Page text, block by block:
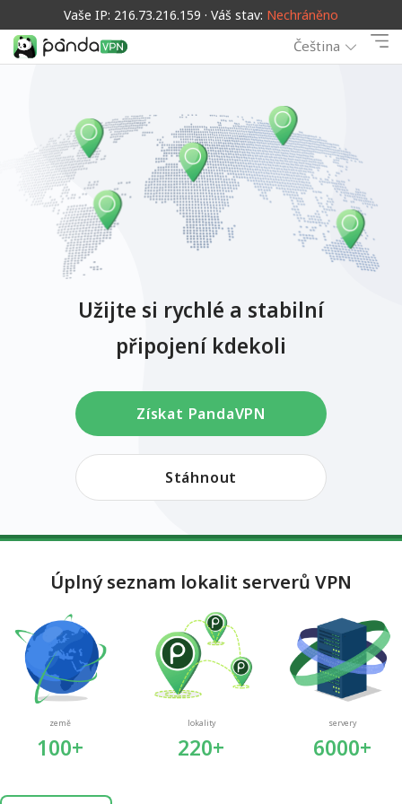
Vaše IP: 216.73.216.159 · Váš stav: Nechráněno
Čeština
Užijte si rychlé a stabilní
připojení kdekoli
Získat PandaVPN
Stáhnout
Úplný seznam lokalit serverů VPN
země
100+
lokality
220+
servery
6000+